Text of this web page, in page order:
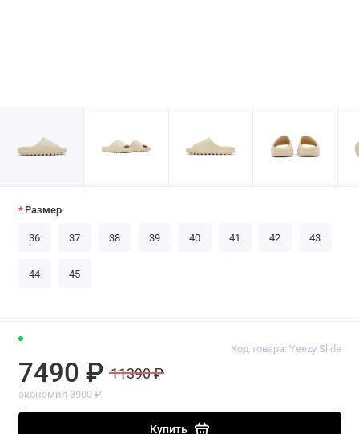
Код товара: Yeezy Slide
7490 ₽ 11390 ₽
экономия 3900 ₽
Купить
Размер
36 37 38 39 40 41 42 43
44 45